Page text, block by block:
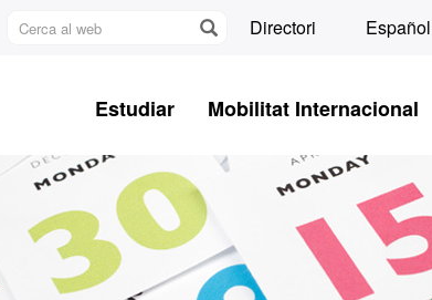
Cerca
Directori Español
Estudiar Mobilitat Internacional